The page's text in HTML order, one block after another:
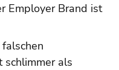
Employer Brand ist
schlimmer als